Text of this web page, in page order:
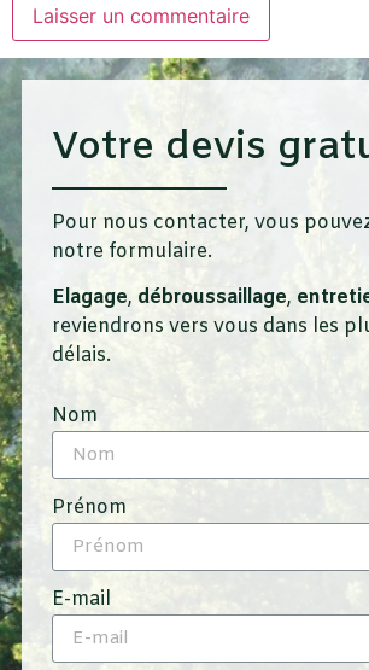
Votre devis
Pour nous contacter, vous
notre formulaire.
Elagage, débroussaillage,
reviendrons vers vous dans les
délais.
Nom
Prénom
E-mail